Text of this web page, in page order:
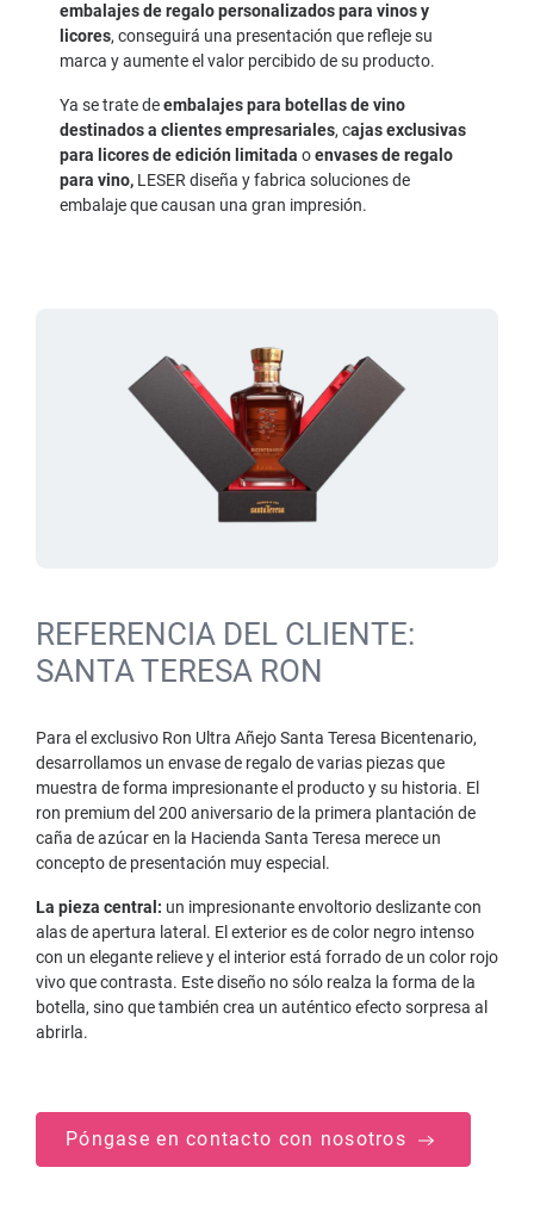
embalajes de regalo personalizados para vinos y
licores, conseguirá una presentación que refleje su
marca y aumente el valor percibido de su producto.
Ya se trate deembalajes para botellas de vino
destinados a clientes empresariales, cajas exclusivas
para licores de edición limitada oenvases de regalo
para vino, LESER diseña y fabrica soluciones de
embalaje que causan una gran impresión.
REFERENCIA DEL CLIENTE:
SANTA TERESA RON
Para el exclusivo Ron Ultra Añejo Santa Teresa Bicentenario,
desarrollamos un envase de regalo de varias piezas que
muestra de forma impresionante el producto y su historia. El
ron premium del 200 aniversario de la primera plantación de
caña de azúcar en la Hacienda Santa Teresa merece un
concepto de presentación muy especial.
La pieza central: un impresionante envoltorio deslizante con
alas de apertura lateral. El exterior es de color negro intenso
con un elegante relieve y el interior está forrado de un color rojo
vivo que contrasta. Este diseño no sólo realza la forma de la
botella, sino que también crea un auténtico efecto sorpresa al
abrirla.
Póngase en contacto con nosotros